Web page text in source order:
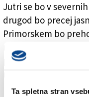
Ta spletna stran
Jutri se bo v
drugod bo precej
Primorskem bo
notranjosti pa veter
precej jasno, le